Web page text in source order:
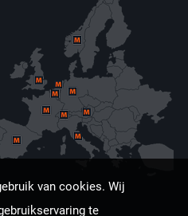
van cookies. Wij
te